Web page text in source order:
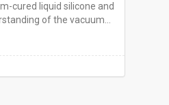
cured liquid silicone and
of the vacuum